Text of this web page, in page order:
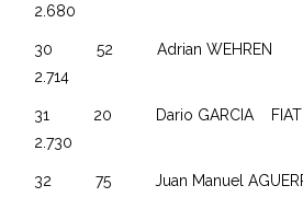
2.680
30 52 Adrian
2.714
31 20 Dario
2.730
32 75 Juan Manuel